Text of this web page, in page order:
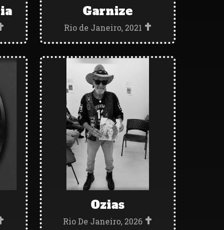
Garnize
Rio de Janeiro, 2021
Ozias
Rio De Janeiro, 2026